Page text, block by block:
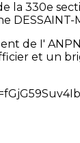
la 330e
de I'
et un